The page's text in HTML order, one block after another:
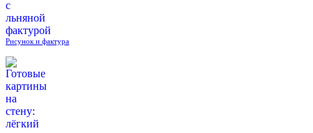
Рисунок и фактура